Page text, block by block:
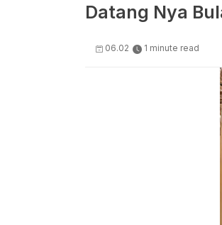
Datang Nya
06.02 1 minute read